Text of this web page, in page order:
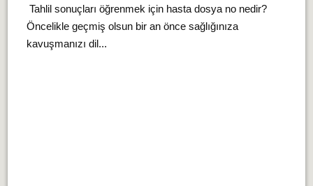
Tahlil sonuçları öğrenmek için hasta dosya no nedir?
Öncelikle geçmiş olsun bir an önce sağlığınıza
kavuşmanızı dil...